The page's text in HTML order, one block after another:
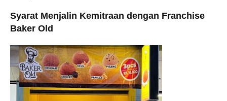
Syarat Menjalin Kemitraan dengan Franchise
Baker Old